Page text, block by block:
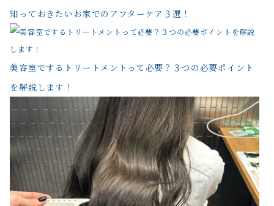
知っておきたいお家でのアフターケア３選！
美容室でするトリートメントって必要？３つの必要ポイント
を解説します！